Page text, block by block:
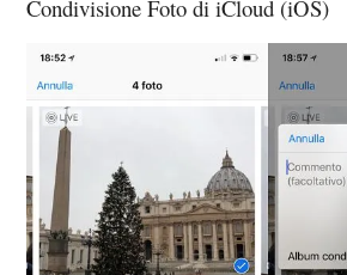
Condivisione Foto di iCloud (iOS)